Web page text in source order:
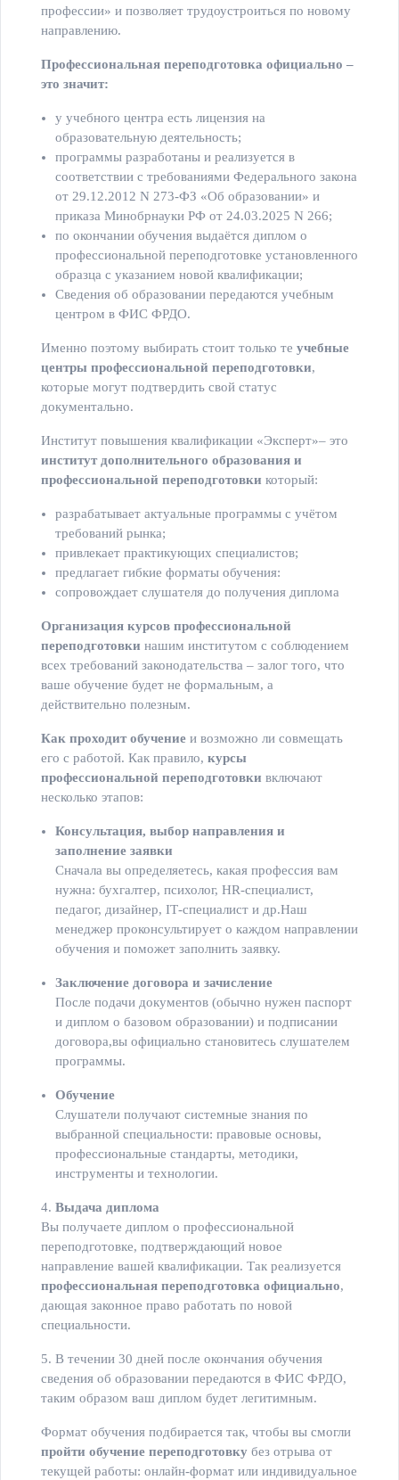
профессии» и позволяет трудоустроиться по новому
направлению.
Профессиональная переподготовка официально –
это значит:
у учебного центра есть лицензия на
образовательную деятельность;
программы разработаны и реализуется в
соответствии с требованиями Федерального закона
от 29.12.2012 N 273-ФЗ «Об образовании» и
приказа Минобрнауки РФ от 24.03.2025 N 266;
по окончании обучения выдаётся диплом о
профессиональной переподготовке установленного
образца с указанием новой квалификации;
Сведения об образовании передаются учебным
центром в ФИС ФРДО.
Именно поэтому выбирать стоит только те учебные
центры профессиональной переподготовки,
которые могут подтвердить свой статус
документально.
Институт повышения квалификации «Эксперт»– это
институт дополнительного образования и
профессиональной переподготовки который:
разрабатывает актуальные программы с учётом
требований рынка;
привлекает практикующих специалистов;
предлагает гибкие форматы обучения:
сопровождает слушателя до получения диплома
Организация курсов профессиональной
переподготовки нашим институтом с соблюдением
всех требований законодательства – залог того, что
ваше обучение будет не формальным, а
действительно полезным.
Как проходит обучение и возможно ли совмещать
его с работой. Как правило, курсы
профессиональной переподготовки включают
несколько этапов:
Консультация, выбор направления и
заполнение заявки
Сначала вы определяетесь, какая профессия вам
нужна: бухгалтер, психолог, HR-специалист,
педагог, дизайнер, IT‑специалист и др.Наш
менеджер проконсультирует о каждом направлении
обучения и поможет заполнить заявку.
Заключение договора и зачисление
После подачи документов (обычно нужен паспорт
и диплом о базовом образовании) и подписании
договора,вы официально становитесь слушателем
программы.
Обучение
Слушатели получают системные знания по
выбранной специальности: правовые основы,
профессиональные стандарты, методики,
инструменты и технологии.
4. Выдача диплома
Вы получаете диплом о профессиональной
переподготовке, подтверждающий новое
направление вашей квалификации. Так реализуется
профессиональная переподготовка официально,
дающая законное право работать по новой
специальности.
5. В течении 30 дней после окончания обучения
сведения об образовании передаются в ФИС ФРДО,
таким образом ваш диплом будет легитимным.
Формат обучения подбирается так, чтобы вы смогли
пройти обучение переподготовку без отрыва от
текущей работы: онлайн‑формат или индивидуальное